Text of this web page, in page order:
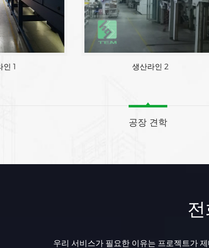
인 1 생산라인 2
공장 견학
우리 서비스가 필요한 이유는 프로젝트가